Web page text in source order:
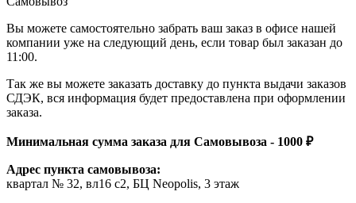
Вы можете самостоятельно забрать ваш заказ в офисе нашей
компании уже на следующий день, если товар был заказан до
11:00.
Так же вы можете заказать доставку до пункта выдачи заказов
СДЭК, вся информация будет предоставлена при оформлении
заказа.
Минимальная сумма заказа для Самовывоза - 1000 ₽
Адрес пункта самовывоза:
квартал № 32, вл16 с2, БЦ Neopolis, 3 этаж